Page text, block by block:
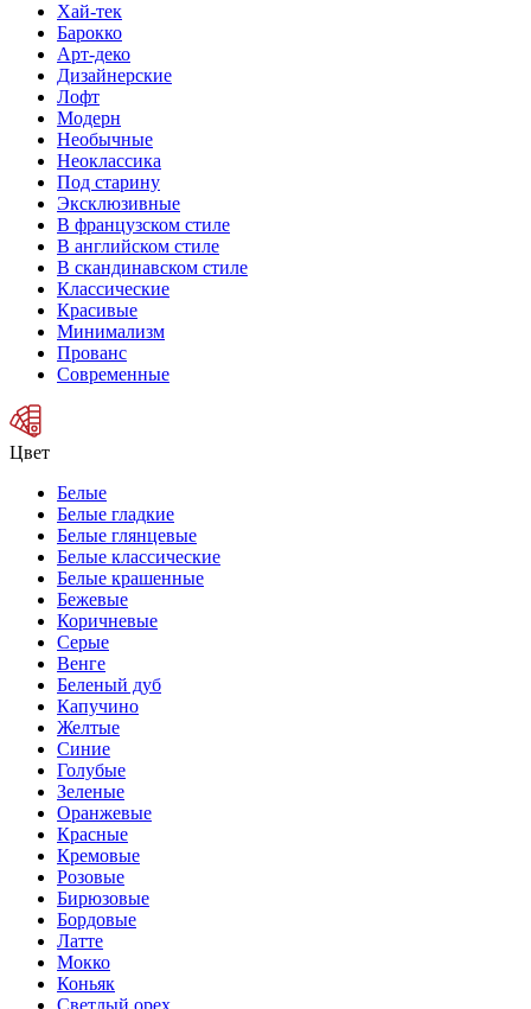
Хай-тек
Барокко
Арт-деко
Дизайнерские
Лофт
Модерн
Необычные
Неоклассика
Под старину
Эксклюзивные
В французском стиле
В английском стиле
В скандинавском стиле
Классические
Красивые
Минимализм
Прованс
Современные
Цвет
Белые
Белые гладкие
Белые глянцевые
Белые классические
Белые крашенные
Бежевые
Коричневые
Серые
Венге
Беленый дуб
Капучино
Желтые
Синие
Голубые
Зеленые
Оранжевые
Красные
Кремовые
Розовые
Бирюзовые
Бордовые
Латте
Мокко
Коньяк
Светлый орех